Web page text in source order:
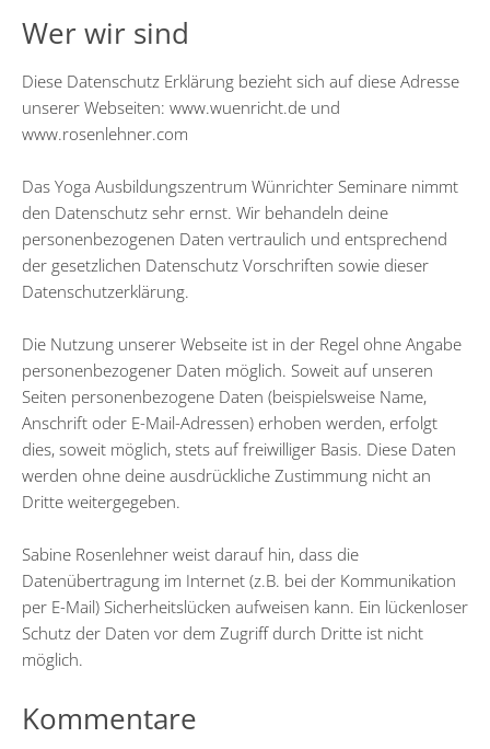
Wer wir sind
Diese Datenschutz Erklärung bezieht sich auf diese Adresse
unserer Webseiten: www.wuenricht.de und
www.rosenlehner.com
Das Yoga Ausbildungszentrum Wünrichter Seminare nimmt
den Datenschutz sehr ernst. Wir behandeln deine
personenbezogenen Daten vertraulich und entsprechend
der gesetzlichen Datenschutz Vorschriften sowie dieser
Datenschutzerklärung.
Die Nutzung unserer Webseite ist in der Regel ohne Angabe
personenbezogener Daten möglich. Soweit auf unseren
Seiten personenbezogene Daten (beispielsweise Name,
Anschrift oder E-Mail-Adressen) erhoben werden, erfolgt
dies, soweit möglich, stets auf freiwilliger Basis. Diese Daten
werden ohne deine ausdrückliche Zustimmung nicht an
Dritte weitergegeben.
Sabine Rosenlehner weist darauf hin, dass die
Datenübertragung im Internet (z.B. bei der Kommunikation
per E-Mail) Sicherheitslücken aufweisen kann. Ein lückenloser
Schutz der Daten vor dem Zugriff durch Dritte ist nicht
möglich.
Kommentare